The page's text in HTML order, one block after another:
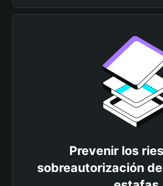
Prevenir los
sobreautorización